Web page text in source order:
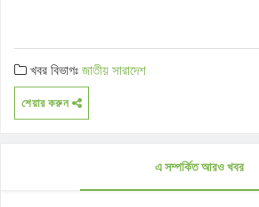
খবর বিভাগঃজাতীয়সারাদেশ
শেয়ার করুন
এ সম্পর্কিত আরও খবর